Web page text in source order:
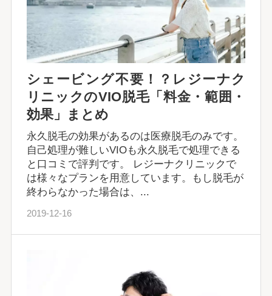
シェービング不要！？レジーナク
リニックのVIO脱毛「料金・範囲・
効果」まとめ
永久脱毛の効果があるのは医療脱毛のみです。
自己処理が難しいVIOも永久脱毛で処理できる
と口コミで評判です。 レジーナクリニックで
は様々なプランを用意しています。もし脱毛が
終わらなかった場合は、...
2019-12-16